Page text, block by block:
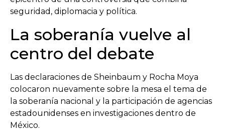
seguridad, diplomacia y política.
La soberanía vuelve al
centro del debate
Las declaraciones de Sheinbaum y Rocha Moya
colocaron nuevamente sobre la mesa el tema de
la soberanía nacional y la participación de agencias
estadounidenses en investigaciones dentro de
México.